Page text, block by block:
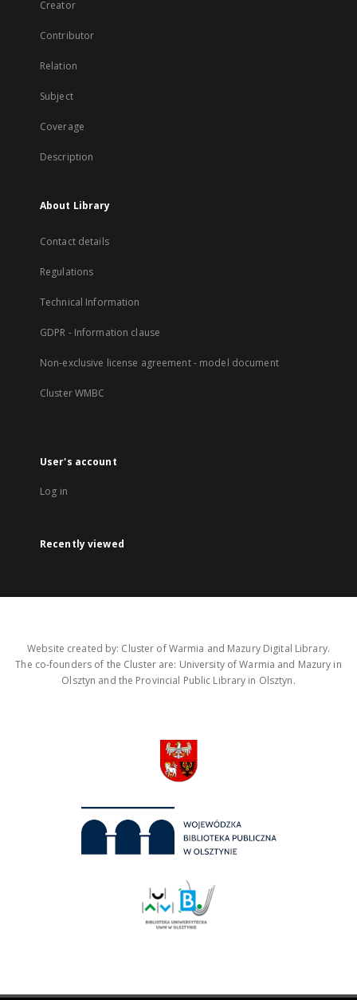
Creator
Contributor
Relation
Subject
Coverage
Description
About Library
Contact details
Regulations
Technical Information
GDPR - Information clause
Non-exclusive license agreement - model document
Cluster WMBC
User's account
Log in
Recently viewed
Website created by: Cluster of Warmia and Mazury Digital Library.
The co-founders of the Cluster are: University of Warmia and Mazury in
Olsztyn and the Provincial Public Library in Olsztyn.